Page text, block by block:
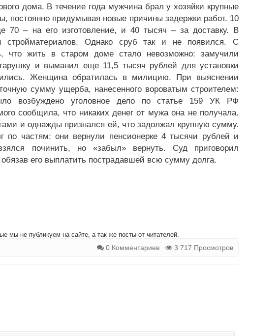
дома. В течение года мужчина брал у хозяйки крупные
постоянно придумывая новые причины задержки работ. 10
70 – на его изготовление, и 40 тысяч – за доставку. В
стройматериалов. Однако сруб так и не появился. С
что жить в старом доме стало невозможно: замучили
и выманил еще 11,5 тысяч рублей для установки
Женщина обратилась в милицию. При выяснении
сумму ущерба, нанесенного вороватым строителем:
возбуждено уголовное дело по статье 159 УК РФ
сообщила, что никаких денег от мужа она не получала.
и однажды признался ей, что задолжал крупную сумму.
по частям: они вернули пенсионерке 4 тысячи рублей и
починить, но «забыл» вернуть. Суд приговорил
его выплатить пострадавшей всю сумму долга.
мы не публикуем на сайте, а так же посты от читателей.
0 Комментариев 3 717 Просмотров